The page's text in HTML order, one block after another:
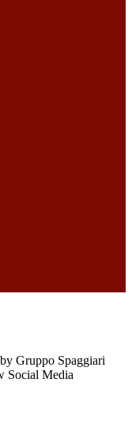
Gruppo Spaggiari
Social Media